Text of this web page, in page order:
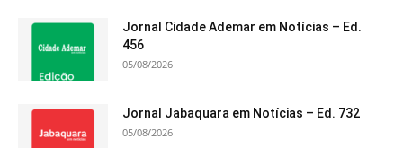
Jornal Cidade Ademar em Notícias – Ed.
456
05/08/2026
Jornal Jabaquara em Notícias – Ed. 732
05/08/2026